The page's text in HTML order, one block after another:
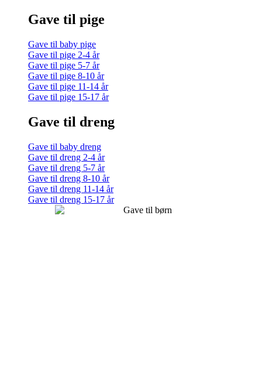
Gave til pige
Gave til baby pige
Gave til pige 2-4 år
Gave til pige 5-7 år
Gave til pige 8-10 år
Gave til pige 11-14 år
Gave til pige 15-17 år
Gave til dreng
Gave til baby dreng
Gave til dreng 2-4 år
Gave til dreng 5-7 år
Gave til dreng 8-10 år
Gave til dreng 11-14 år
Gave til dreng 15-17 år